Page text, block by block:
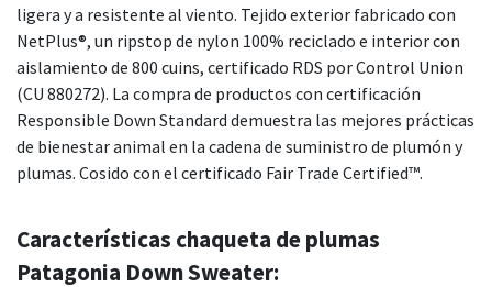
ligera y a resistente al viento. Tejido exterior fabricado con
NetPlus®, un ripstop de nylon 100% reciclado e interior con
aislamiento de 800 cuins, certificado RDS por Control Union
(CU 880272). La compra de productos con certificación
Responsible Down Standard demuestra las mejores prácticas
de bienestar animal en la cadena de suministro de plumón y
plumas. Cosido con el certificado Fair Trade Certified™.
Características chaqueta de plumas
Patagonia Down Sweater: